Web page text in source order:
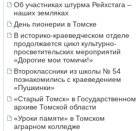
Об участниках штурма Рейхстага –
наших земляках
День пионерии в Томске
В историко-краеведческом отделе
продолжается цикл культурно-
просветительских мероприятий
«Дорогие мои томичи!»
Второклассники из школы № 54
познакомились с краеведением
«Пушкинки»
«Старый Томск» в Государственном
архиве Томской области
«Уроки памяти» в Томском
аграрном колледже